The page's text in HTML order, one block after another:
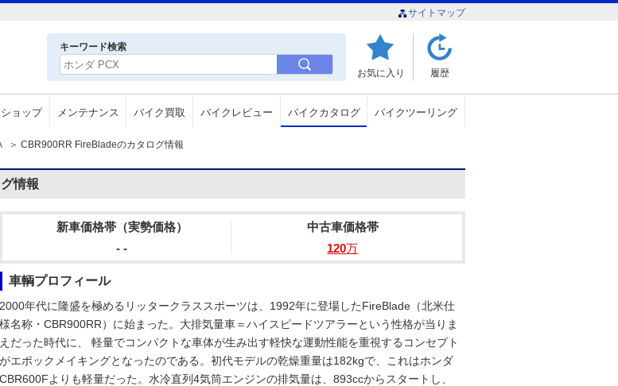
サイトマップ
キーワード検索
お気に入り 履歴
ョップ メンテナンス バイク買取 バイクレビュー バイクカタログ バイクツーリング
＞ CBR900RR FireBladeのカタログ情報
情報
新車価格帯（実勢価格）
- -
中古車価格帯
120万
車輌プロフィール
2000年代に隆盛を極めるリッタークラススポーツは、1992年に登場したFireBlade（北米仕
様名称・CBR900RR）に始まった。大排気量車＝ハイスピードツアラーという性格が当りま
えだった時代に、 軽量でコンパクトな車体が生み出す軽快な運動性能を重視するコンセプト
がエポックメイキングとなったのである。初代モデルの乾燥重量は182kgで、これはホンダ
CBR600Fよりも軽量だった。水冷直列4気筒エンジンの排気量は、893ccからスタートし、